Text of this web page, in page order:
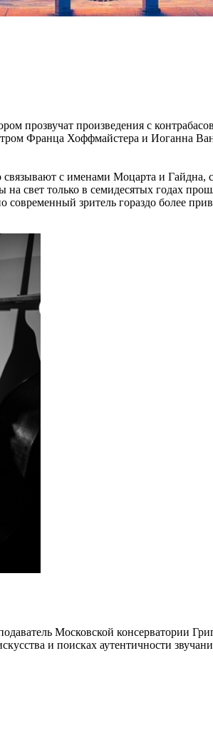
прозвучат произведения с
Франца Хоффмайстера и Иоганна
с именами Моцарта и
свет только в семидесятых годах
современный зритель гораздо более
Московской консерватории
и поисках аутентичности